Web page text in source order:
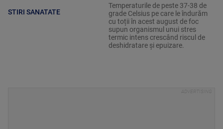
STIRI SANATATE
Temperaturile de peste 37-38 de
grade Celsius pe care le îndurăm
cu toții în acest august de foc
supun organismul unui stres
termic intens crescând riscul de
deshidratare și epuizare.